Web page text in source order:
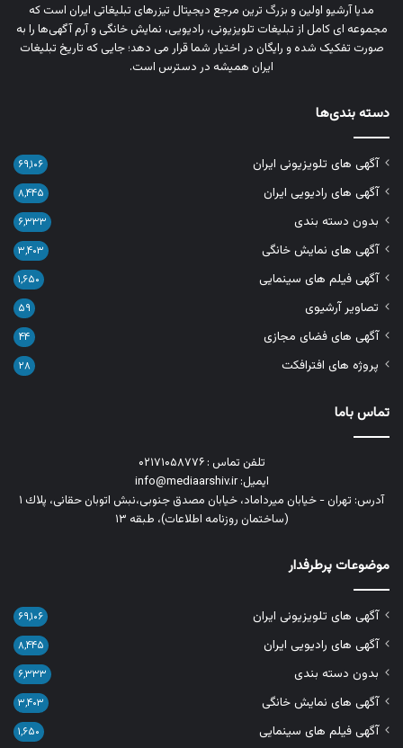
مدیا آرشیو اولین و بزرگ‌ ترین مرجع دیجیتال تیزرهای تبلیغاتی ایران است که
مجموعه‌ ای کامل از تبلیغات تلویزیونی، رادیویی، نمایش خانگی و آرم‌ آگهی‌ها را به‌
صورت تفکیک‌ شده و رایگان در اختیار شما قرار می‌ دهد؛ جایی که تاریخ تبلیغات
ایران همیشه در دسترس است.
دسته بندی‌ها
آگهی های تلویزیونی ایران ۶۹,۱۰۶
آگهی های رادیویی ایران ۸,۴۴۵
بدون دسته بندی ۶,۳۳۳
آگهی های نمایش خانگی ۳,۴۰۳
آگهی فیلم های سینمایی ۱,۶۵۰
تصاویر آرشیوی ۵۹
آگهی های فضای مجازی ۴۴
پروژه های افترافکت ۲۸
تماس باما
تلفن تماس : ۰۲۱۷۱۰۵۸۷۷۶
ایمیل: info@mediaarshiv.ir
آدرس: تهران - خیابان میرداماد، خیابان مصدق جنوبی،نبش اتوبان حقانی، پلاك ١
(ساختمان روزنامه اطلاعات)، طبقه ۱۳
موضوعات پرطرفدار
آگهی های تلویزیونی ایران ۶۹,۱۰۶
آگهی های رادیویی ایران ۸,۴۴۵
بدون دسته بندی ۶,۳۳۳
آگهی های نمایش خانگی ۳,۴۰۳
آگهی فیلم های سینمایی ۱,۶۵۰